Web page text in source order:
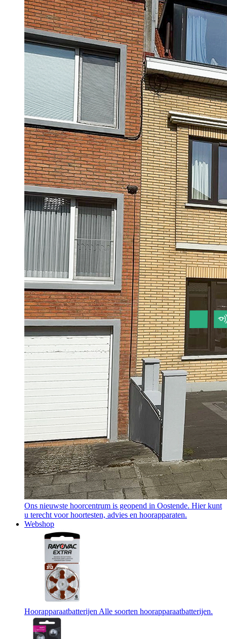
Ons nieuwste hoorcentrum is geopend in Oostende. Hier kunt
u terecht voor hoortesten, advies en hoorapparaten.
Webshop
Hoorapparaatbatterijen Alle soorten hoorapparaatbatterijen.